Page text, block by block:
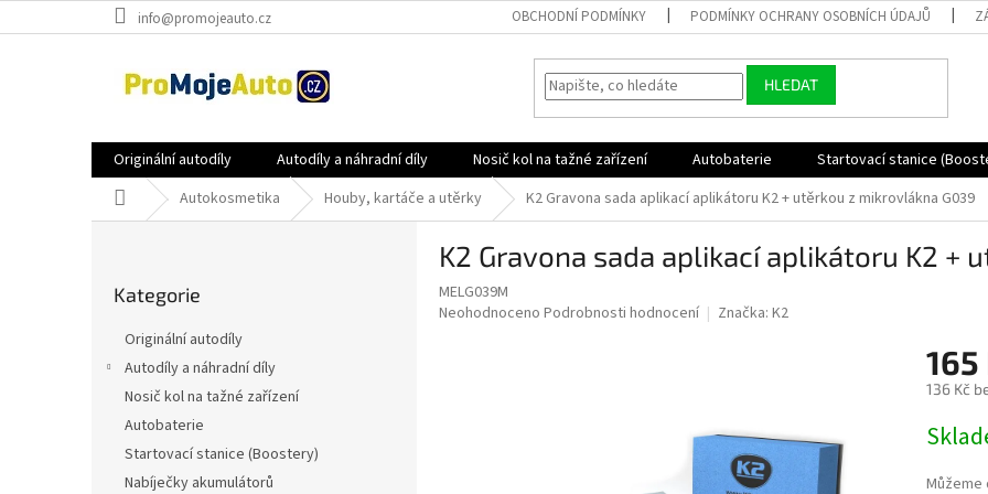
na
info@promojeauto.cz OBCHODNÍ PODMÍNKY PODMÍNKY OCHRANY OSOBNÍCH ÚDAJŮ
HLEDAT
Originální autodíly Autodíly a náhradní díly Nosič kol na tažné zařízení Autobaterie Startovací stanice
Domů Autokosmetika Houby, kartáče a utěrky K2 Gravona sada aplikací aplikátoru K2 + utěrkou z mikrovlákna G039
kategorie
Kategorie
Originální autodíly
Autodíly a náhradní díly
Nosič kol na tažné zařízení
Autobaterie
Startovací stanice (Boostery)
Nabíječky akumulátorů
K2 Gravona sada aplikací aplikátoru K2 +
MELG039M
Průměrné
Neohodnoceno Podrobnosti hodnocení Značka: K2
165
136 Kč
cena:
Můžeme